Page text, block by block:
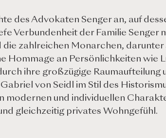
des Advokaten Senger an, auf
Verbundenheit der Familie Senger
zahlreichen Monarchen, darunter
Hommage an Persönlichkeiten wie
ihre großzügige
von Seidl im Stil des
modernen und individuellen
gleichzeitig privates Wohngefühl.